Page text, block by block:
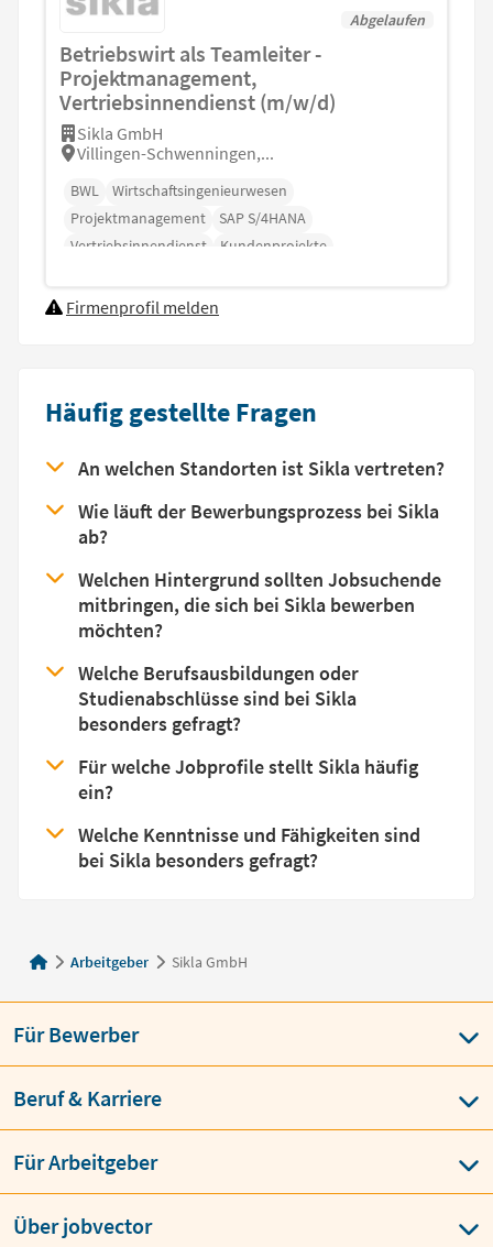
Abgelaufen
Betriebswirt als Teamleiter -
Projektmanagement,
Vertriebsinnendienst (m/w/d)
Sikla GmbH
Villingen-Schwenningen,...
BWL
Wirtschaftsingenieurwesen
Projektmanagement
SAP S/4HANA
Vertriebsinnendienst
Kundenprojekte
Firmenprofil melden
Häufig gestellte Fragen
An welchen Standorten ist Sikla vertreten?
Wie läuft der Bewerbungsprozess bei Sikla
ab?
Welchen Hintergrund sollten Jobsuchende
mitbringen, die sich bei Sikla bewerben
möchten?
Welche Berufsausbildungen oder
Studienabschlüsse sind bei Sikla
besonders gefragt?
Für welche Jobprofile stellt Sikla häufig
ein?
Welche Kenntnisse und Fähigkeiten sind
bei Sikla besonders gefragt?
Arbeitgeber Sikla GmbH
Für Bewerber
Beruf & Karriere
Für Arbeitgeber
Über jobvector